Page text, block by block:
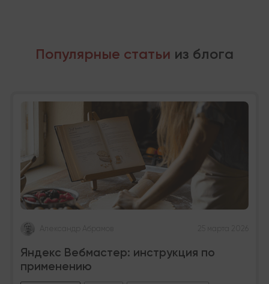
Популярные статьи из блога
Яндекс Вебмастер: инструкция по
применению